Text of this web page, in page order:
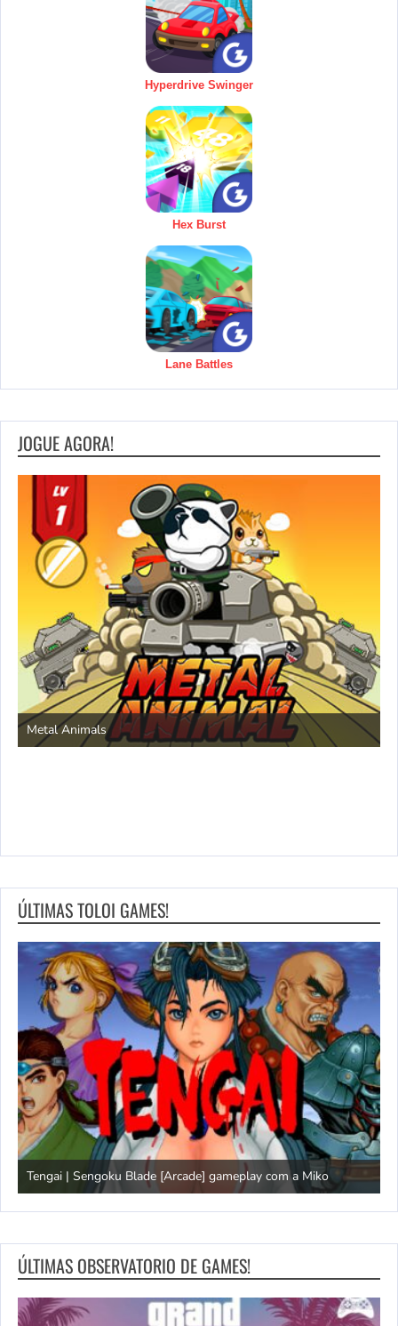
Hyperdrive Swinger
Hex Burst
Lane Battles
JOGUE AGORA!
Metal Animals
ÚLTIMAS TOLOI GAMES!
Tengai | Sengoku Blade [Arcade] gameplay com a Miko
ÚLTIMAS OBSERVATORIO DE GAMES!